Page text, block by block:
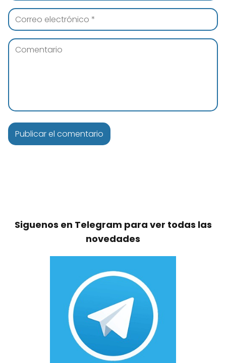
Siguenos en Telegram para ver todas las
novedades